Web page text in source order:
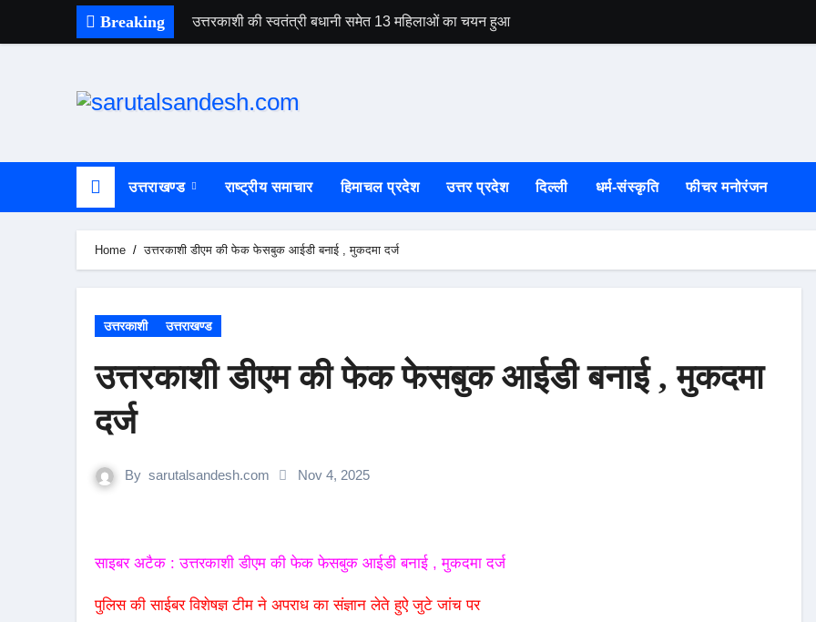
Breaking उत्तरकाशी की स्वतंत्री बधानी समेत 13 महिलाओं का चयन हुआ उत्तरकाशी की
उत्तराखण्ड राष्ट्रीय समाचार हिमाचल प्रदेश उत्तर प्रदेश दिल्ली धर्म-संस्कृति फीचर मनोरंजन
Home उत्तरकाशी डीएम की फेक फेसबुक आईडी बनाई , मुकदमा दर्ज
उत्तरकाशी उत्तराखण्ड
उत्तरकाशी डीएम की फेक फेसबुक आईडी बनाई , मुकदमा
दर्ज
By sarutalsandesh.com Nov 4, 2025
साइबर अटैक : उत्तरकाशी डीएम की फेक फेसबुक आईडी बनाई , मुकदमा दर्ज
पुलिस की साईबर विशेषज्ञ टीम ने अपराध का संज्ञान लेते हुऐ जुटे जांच पर